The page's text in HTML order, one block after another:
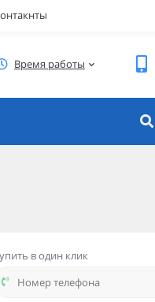
Время работы
в один клик